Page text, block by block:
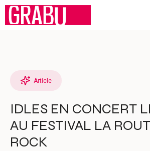
Aller
Article
IDLES EN CONCERT
AU FESTIVAL LA
ROCK